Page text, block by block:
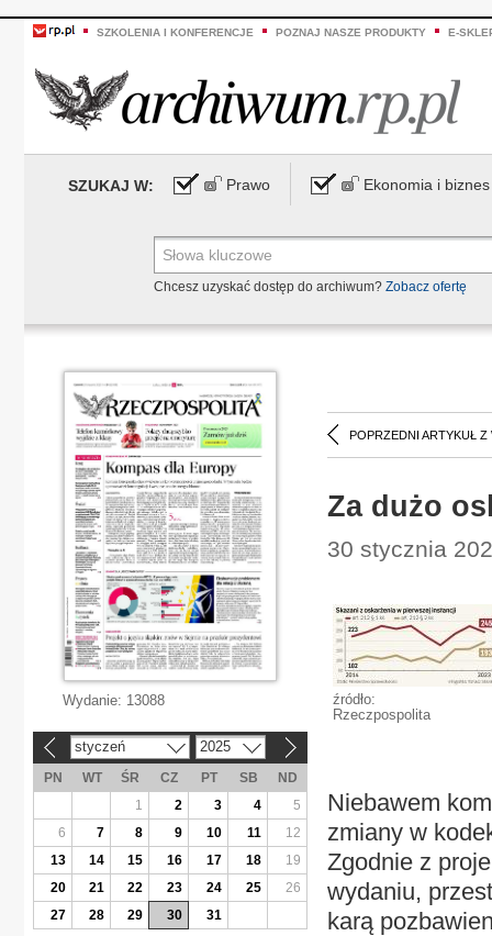
SZKOLENIA I KONFERENCJE POZNAJ NASZE PRODUKTY E-
SZUKAJ W: Prawo Ekonomia i biznes
Chcesz uzyskać dostęp do archiwum? Zobacz ofertę
POPRZEDNI ARTYKUŁ Z
Za dużo
30 stycznia
źródło:
Rzeczpospolita
Niebawem
zmiany w
Zgodnie z
wydaniu,
karą
Wydanie: 13088
styczeń 2025
PN WT ŚR CZ PT SB
ND
1
2 3 4
5
6
7 8 9 10 11
12
13
14 15 16 17 18
19
20
21 22 23 24 25
26
27
28 29 30 31